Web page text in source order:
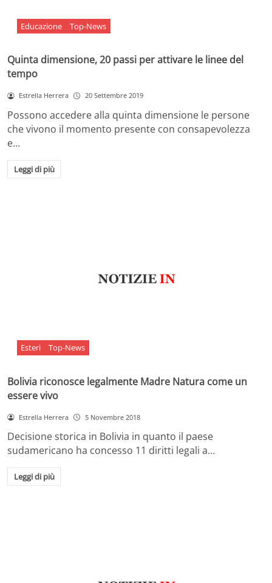
Educazione Top-News
Quinta dimensione, 20 passi per attivare le linee del
tempo
Estrella Herrera 20 Settembre 2019
Possono accedere alla quinta dimensione le persone
che vivono il momento presente con consapevolezza
e…
Leggi di più
Esteri Top-News
Bolivia riconosce legalmente Madre Natura come un
essere vivo
Estrella Herrera 5 Novembre 2018
Decisione storica in Bolivia in quanto il paese
sudamericano ha concesso 11 diritti legali a…
Leggi di più